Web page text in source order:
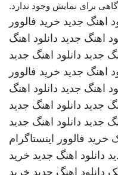
برای نمایش وجود ندارد.
اهنگ جدید خرید فالوور
اهنگ جدید دانلود اهنگ
جدید دانلود اهنگ جدید
اهنگ جدید خرید فالوور
اهنگ جدید دانلود اهنگ
جدید دانلود اهنگ جدید
جدید دانلود اهنگ جدید
خرید فالوور اینستاگرام
دانلود اهنگ جدید خرید
دانلود اهنگ جدید خرید